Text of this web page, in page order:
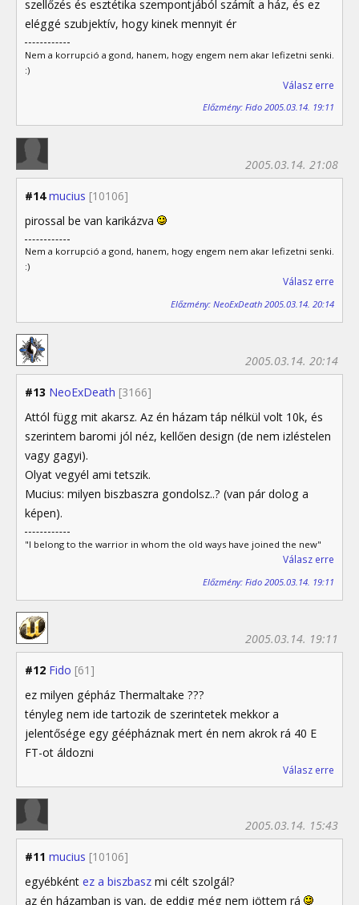
szellőzés és esztétika szempontjából számít a ház, és ez
eléggé szubjektív, hogy kinek mennyit ér
Nem a korrupció a gond, hanem, hogy engem nem akar lefizetni senki.
:)
Válasz erre
Előzmény: Fido 2005.03.14. 19:11
#14 mucius [10106]
2005.03.14. 21:08
pirossal be van karikázva
Nem a korrupció a gond, hanem, hogy engem nem akar lefizetni senki.
:)
Válasz erre
Előzmény: NeoExDeath 2005.03.14. 20:14
#13 NeoExDeath [3166]
2005.03.14. 20:14
Attól függ mit akarsz. Az én házam táp nélkül volt 10k, és
szerintem baromi jól néz, kellően design (de nem izléstelen
vagy gagyi).
Olyat vegyél ami tetszik.
Mucius: milyen biszbaszra gondolsz..? (van pár dolog a
képen).
"I belong to the warrior in whom the old ways have joined the new"
Válasz erre
Előzmény: Fido 2005.03.14. 19:11
#12 Fido [61]
2005.03.14. 19:11
ez milyen gépház Thermaltake ???
tényleg nem ide tartozik de szerintetek mekkor a
jelentősége egy géépháznak mert én nem akrok rá 40 E
FT-ot áldozni
Válasz erre
#11 mucius [10106]
2005.03.14. 15:43
egyébként ez a biszbasz mi célt szolgál?
az én házamban is van, de eddig még nem jöttem rá